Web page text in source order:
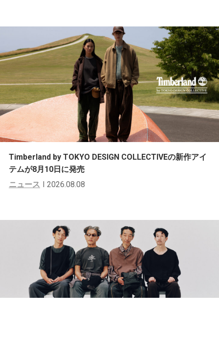
Timberland by TOKYO DESIGN COLLECTIVEの新作アイ
テムが8月10日に発売
ニュース
2026.08.08